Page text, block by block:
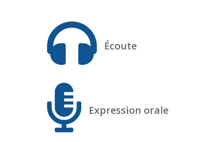
 Écoute
 Expression orale